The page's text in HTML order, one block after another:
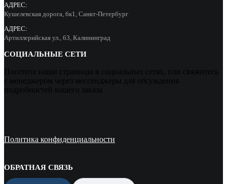
АДРЕС:
Кушелевская дорога, 6к1, Санкт-Петербург
АДРЕС:
Артиллерийская ул., 63, Калининград
СОЦИАЛЬНЫЕ СЕТИ
Посетите наши страницы в социальных сетях, или свяжитесь
с менеджером через мессенджеры для обсуждения
подробностей вашего заказа
Политика конфиденциальности
ОБРАТНАЯ СВЯЗЬ